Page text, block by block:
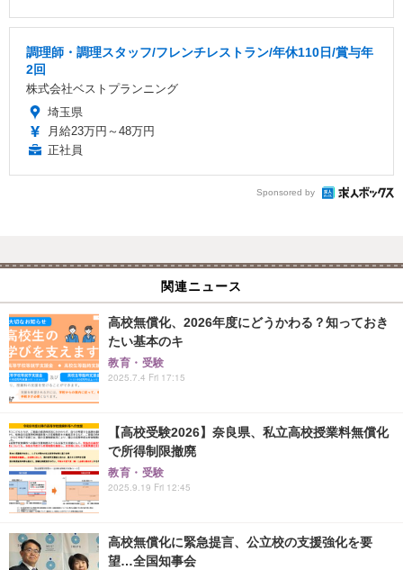
調理師・調理スタッフ/フレンチレストラン/年休110日/賞与年
2回
株式会社ベストプランニング
埼玉県
月給23万円～48万円
正社員
Sponsored by
関連ニュース
高校無償化、2026年度にどうかわる？知っておき
たい基本のキ
教育・受験
2025.7.4 Fri 17:15
【高校受験2026】奈良県、私立高校授業料無償化
で所得制限撤廃
教育・受験
2025.9.19 Fri 12:45
高校無償化に緊急提言、公立校の支援強化を要
望…全国知事会